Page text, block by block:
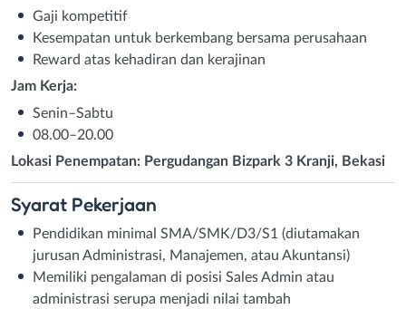
Gaji kompetitif
Kesempatan untuk berkembang bersama perusahaan
Reward atas kehadiran dan kerajinan
Jam Kerja:
Senin–Sabtu
08.00–20.00
Lokasi Penempatan: Pergudangan Bizpark 3 Kranji, Bekasi
Syarat Pekerjaan
Pendidikan minimal SMA/SMK/D3/S1 (diutamakan
jurusan Administrasi, Manajemen, atau Akuntansi)
Memiliki pengalaman di posisi Sales Admin atau
administrasi serupa menjadi nilai tambah